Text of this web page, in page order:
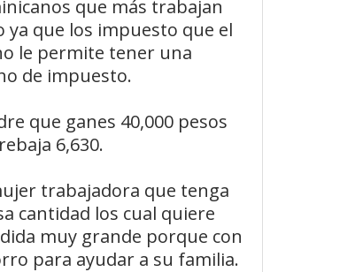
que más trabajan
ya que los impuesto que el
le permite tener una
de impuesto.
que ganes 40,000 pesos
6,630.
trabajadora que tenga
cantidad los cual quiere
muy grande porque con
para ayudar a su familia.